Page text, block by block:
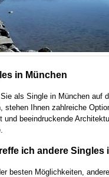
in München
als Single in München auf
stehen Ihnen zahlreiche
und beeindruckende
ich andere Singles
besten Möglichkeiten,